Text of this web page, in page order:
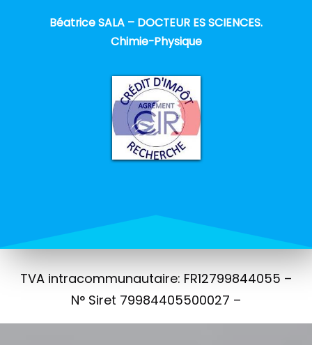
Béatrice SALA – DOCTEUR ES SCIENCES.
Chimie-Physique
TVA intracommunautaire: FR12799844055 –
N° Siret 79984405500027 –